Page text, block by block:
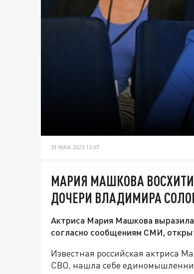
31 МАЯ 2023 12:07
МАРИЯ МАШКОВА
ДОЧЕРИ ВЛАДИМИРА
Актриса Мария Машкова
согласно сообщениям СМИ,
Известная российская актриса
СВО, нашла себе